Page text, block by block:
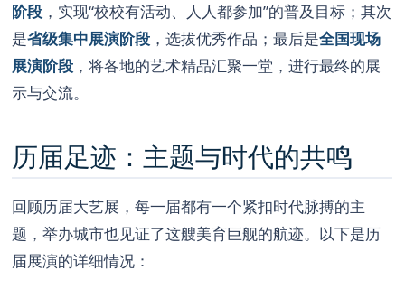
阶段 ，实现“校校有活动、人人都参加”的普及目标；其次
是省级集中展演阶段 ，选拔优秀作品；最后是全国现场
展演阶段 ，将各地的艺术精品汇聚一堂，进行最终的展
示与交流。
历届足迹：主题与时代的共鸣
回顾历届大艺展，每一届都有一个紧扣时代脉搏的主
题，举办城市也见证了这艘美育巨舰的航迹。以下是历
届展演的详细情况：